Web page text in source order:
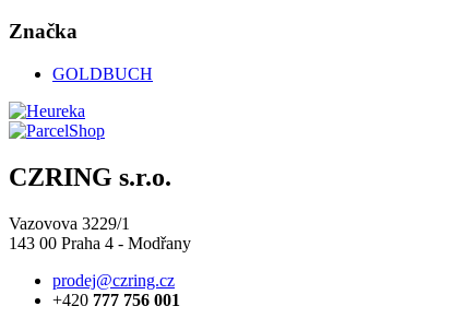
Značka
GOLDBUCH
CZRING s.r.o.
Vazovova 3229/1
143 00 Praha 4 - Modřany
prodej@czring.cz
+420 777 756 001